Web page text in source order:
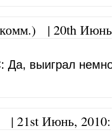
| 20th
: Да, выиграл
| 21st Июнь, 2010: